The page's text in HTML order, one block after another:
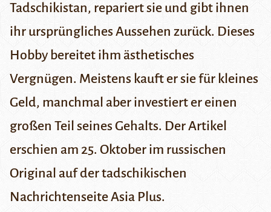
Tadschikistan, repariert sie und gibt ihnen
ihr ursprüngliches Aussehen zurück. Dieses
Hobby bereitet ihm ästhetisches
Vergnügen. Meistens kauft er sie für kleines
Geld, manchmal aber investiert er einen
großen Teil seines Gehalts. Der Artikel
erschien am 25. Oktober im russischen
Original auf der tadschikischen
Nachrichtenseite Asia Plus.